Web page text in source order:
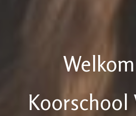
Koorschool